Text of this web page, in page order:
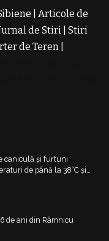
Articole de
de Stiri Stiri
de Teren
caniculă și furtuni
de până la 38°C și
de ani din Râmnicu